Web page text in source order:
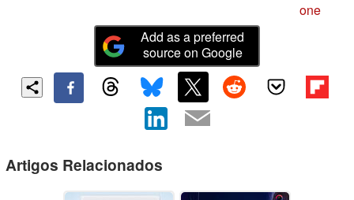
one
Add as a preferred
source on Google
Artigos Relacionados